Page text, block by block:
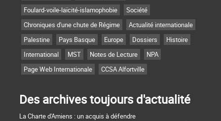
Foulard-voile-laïcité-islamophobie
Société
Chroniques d'une chute de Régime
Actualité internationale
Palestine
Pays Basque Europe Dossiers
Histoire
International
MST Notes de Lecture
NPA
Page Web Internationale
CCSA Alfortville
Des archives toujours d'actualité
La Charte d'Amiens : un acquis à défendre